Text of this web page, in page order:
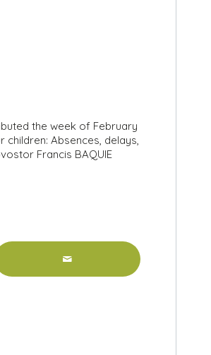
the week of February
Absences, delays,
Francis BAQUIE